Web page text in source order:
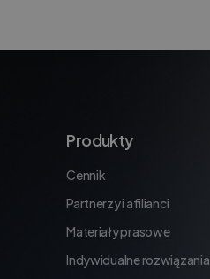
Produkty
Cennik
Partnerzy i afilianci
Materiały prasowe
Indywidualne rozwiązania